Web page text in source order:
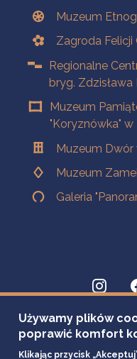
Muzeum
Zagroda Felicji
Regionalne
bryg. Zdzisława
Muzeum
"Koryznówka"
Muzeum Dwór
Muzeum
Galeria
Używamy plików
poprawić komfort
Klikając przycisk